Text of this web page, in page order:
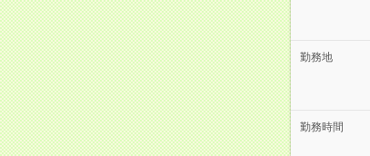
勤務地
勤務時間